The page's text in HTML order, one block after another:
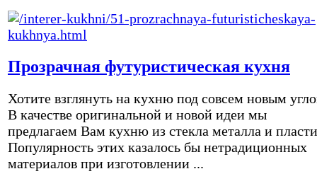
Прозрачная футуристическая кухня
Хотите взглянуть на кухню под совсем новым
В качестве оригинальной и новой идеи мы
предлагаем Вам кухню из стекла металла и
Популярность этих казалось бы нетрадиционных
материалов при изготовлении ...